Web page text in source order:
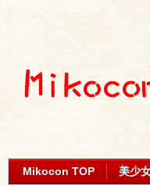
Mikocon TOP 美少